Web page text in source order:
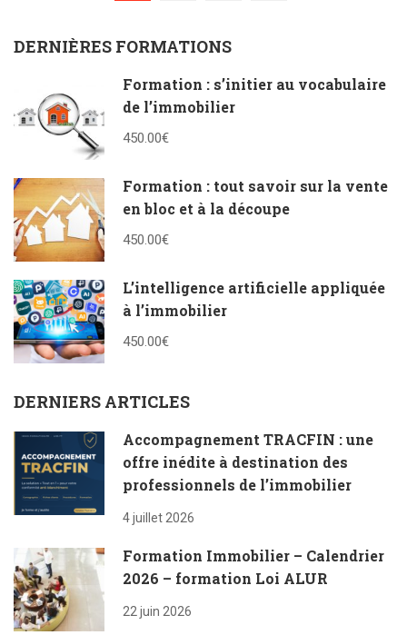
DERNIÈRES FORMATIONS
Formation : s’initier au vocabulaire
de l’immobilier
450.00€
Formation : tout savoir sur la vente
en bloc et à la découpe
450.00€
L’intelligence artificielle appliquée
à l’immobilier
450.00€
DERNIERS ARTICLES
Accompagnement TRACFIN : une
offre inédite à destination des
professionnels de l’immobilier
4 juillet 2026
Formation Immobilier – Calendrier
2026 – formation Loi ALUR
22 juin 2026